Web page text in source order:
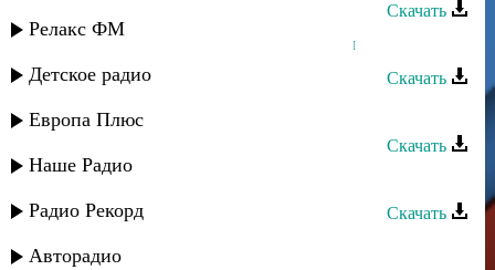
Релакс ФМ
Детское радио
Европа Плюс
Наше Радио
Радио Рекорд
Авторадио
Скачать
Тарлан Мамедов - Кизилдин тупал
Скачать
Тарлан Мамедов - Суна чан
Скачать
Тарлан Мамедов - Аман яр
Скачать